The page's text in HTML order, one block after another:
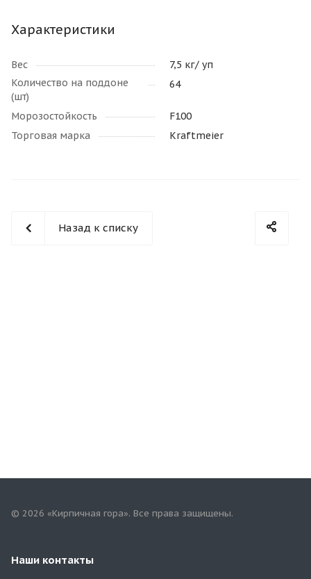
Характеристики
Вес
7,5 кг/ уп
Количество на поддоне
(шт)
64
Морозостойкость
F100
Торговая марка
Kraftmeier
Назад к списку
© 2026 «Кирпичная гора». Все права защищены.
Наши контакты